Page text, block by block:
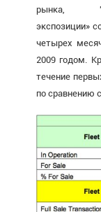
рынка,
экспозиции»
четырех
2009 годом.
течение
по сравнению